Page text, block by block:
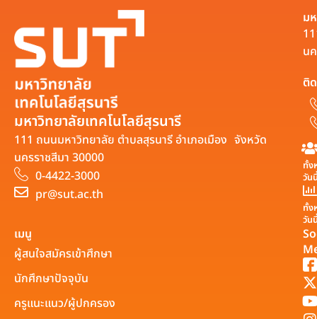
มหาวิทยาลัยเทคโนโลยีสุรนารี
111 ถนนมหาวิทยาลัย ตำบลสุรนารี อำเภอเมือง จังหวัด
นครราชสีมา 30000
0-4422-3000
pr@sut.ac.th
ม
น
ติ
ทั้ง
วัน
ทั้ง
วัน
เมนู
ผู้สนใจสมัครเข้าศึกษา
นักศึกษาปัจจุบัน
ครูแนะแนว/ผู้ปกครอง